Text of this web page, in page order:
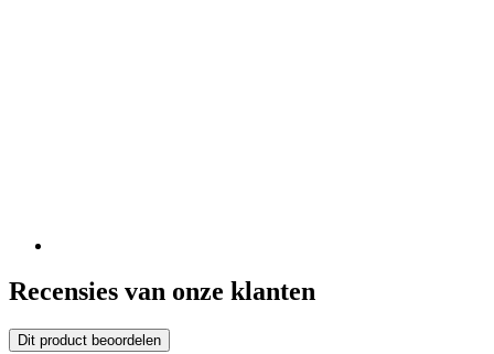
Recensies van onze klanten
Dit product beoordelen